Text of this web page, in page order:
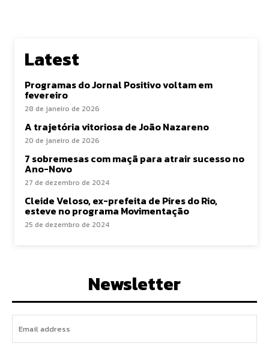
Latest
Programas do Jornal Positivo voltam em
fevereiro
28 de janeiro de 2026
A trajetória vitoriosa de João Nazareno
20 de janeiro de 2026
7 sobremesas com maçã para atrair sucesso no
Ano-Novo
27 de dezembro de 2024
Cleide Veloso, ex-prefeita de Pires do Rio,
esteve no programa Movimentação
25 de dezembro de 2024
Newsletter